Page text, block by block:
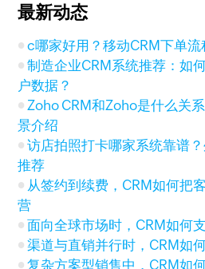
最新动态
c哪家好用？移动CRM下单流
制造企业CRM系统推荐：如
户数据？
Zoho CRM和Zoho是什么关
景介绍
访店拍照打卡哪家系统靠谱
推荐
从签约到续费，CRM如何把
营
面向全球市场时，CRM如何
渠道与直销并行时，CRM如
复杂方案型销售中，CRM如